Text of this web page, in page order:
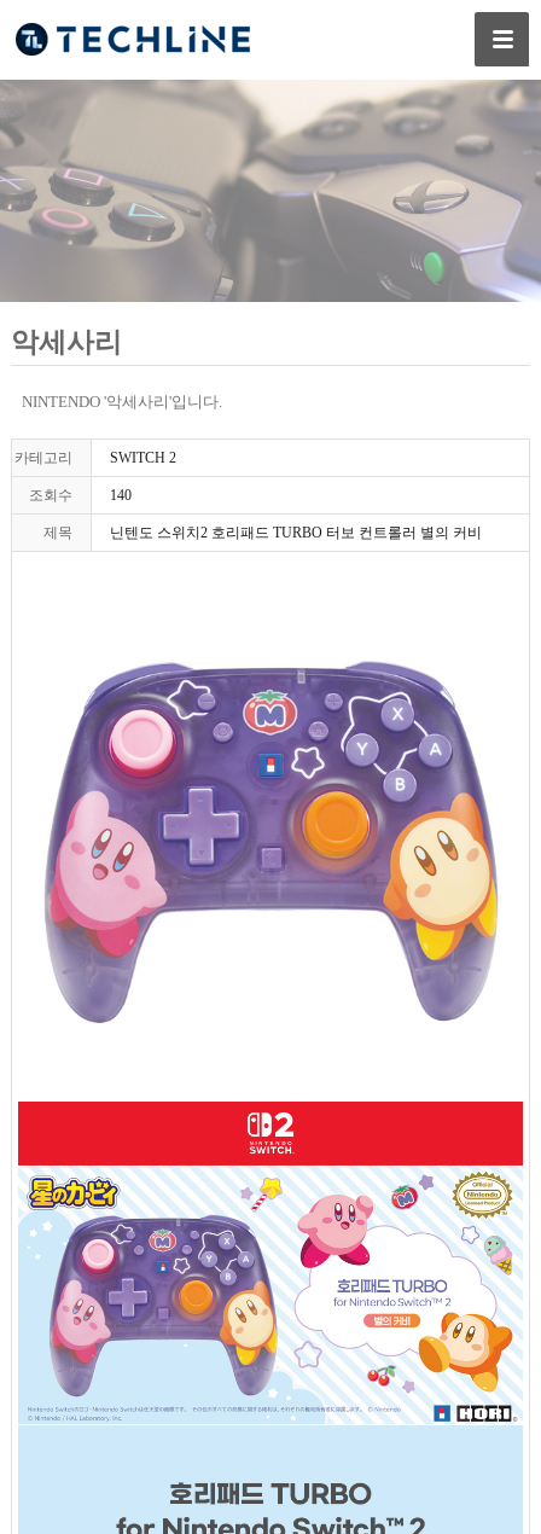
악세사리
NINTENDO '악세사리'입니다.
카테고리 SWITCH 2
조회수 140
제목 닌텐도 스위치2 호리패드 TURBO 터보 컨트롤러 별의 커비